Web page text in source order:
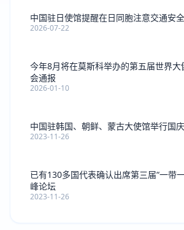
中国驻日使馆提醒在日同胞注意交通安全
2026-07-22
今年8月将在莫斯科举办的第五届世界
会通报
2026-01-10
中国驻韩国、朝鲜、蒙古大使馆举行国
2023-11-26
已有130多国代表确认出席第三届“一带
峰论坛
2023-11-26